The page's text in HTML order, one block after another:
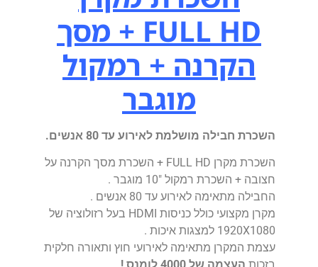
FULL HD + מסך
הקרנה + רמקול
מוגבר
השכרת חבילה מושלמת לאירוע עד 80 אנשים.
השכרת מקרן FULL HD + השכרת מסך הקרנה על
חצובה + השכרת רמקול "10 מוגבר .
החבילה מתאימה לאירוע עד 80 אנשים .
מקרן מקצועי כולל כניסות HDMI בעל רזולוציה של
1920X1080 למצגות איכות .
עצמת המקרן מתאימה לאירועי חוץ ותאורה חלקית